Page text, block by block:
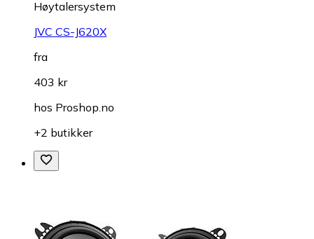
Høytalersystem
JVC CS-J620X
fra
403 kr
hos Proshop.no
+2 butikker